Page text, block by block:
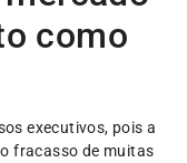
como
executivos, pois a
fracasso de muitas